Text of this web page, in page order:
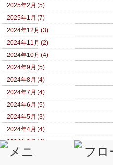
2025年2月 (5)
2025年1月 (7)
2024年12月 (3)
2024年11月 (2)
2024年10月 (4)
2024年9月 (5)
2024年8月 (4)
2024年7月 (4)
2024年6月 (5)
2024年5月 (3)
2024年4月 (4)
2024年3月 (4)
2024年2月 (6)